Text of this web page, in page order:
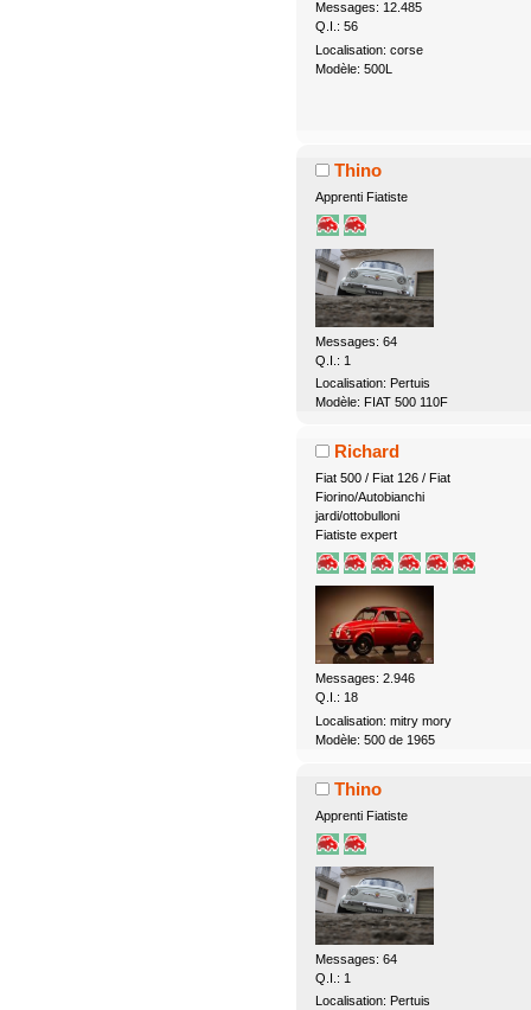
Messages: 12.485
Q.I.: 56
Localisation: corse
Modèle: 500L
Thino
Apprenti Fiatiste
Messages: 64
Q.I.: 1
Localisation: Pertuis
Modèle: FIAT 500 110F
Richard
Fiat 500 / Fiat 126 / Fiat
Fiorino/Autobianchi
jardi/ottobulloni
Fiatiste expert
Messages: 2.946
Q.I.: 18
Localisation: mitry mory
Modèle: 500 de 1965
Thino
Apprenti Fiatiste
Messages: 64
Q.I.: 1
Localisation: Pertuis